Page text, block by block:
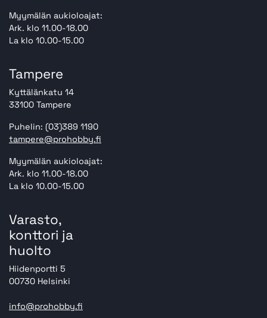
Myymälän aukioloajat:
Ark. klo 11.00-18.00
La klo 10.00-15.00
Tampere
Kyttälänkatu 14
33100 Tampere
Puhelin: (03)389 1190
tampere@prohobby.fi
Myymälän aukioloajat:
Ark. klo 11.00-18.00
La klo 10.00-15.00
Varasto,
konttori ja
huolto
Hiidenportti 5
00730 Helsinki
info@prohobby.fi